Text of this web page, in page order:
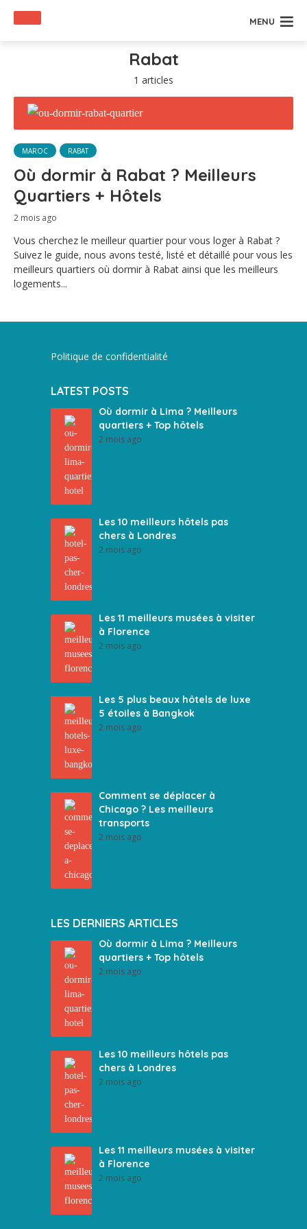
MENU
Rabat
1 articles
MAROC RABAT
Où dormir à Rabat ? Meilleurs
Quartiers + Hôtels
2 mois ago
Vous cherchez le meilleur quartier pour vous loger à Rabat ?
Suivez le guide, nous avons testé, listé et détaillé pour vous les
meilleurs quartiers où dormir à Rabat ainsi que les meilleurs
logements...
Politique de confidentialité
LATEST POSTS
Où dormir à Lima ? Meilleurs
quartiers + Top hôtels
2 mois ago
Les 10 meilleurs hôtels pas
chers à Londres
2 mois ago
Les 11 meilleurs musées à visiter
à Florence
2 mois ago
Les 5 plus beaux hôtels de luxe
5 étoiles à Bangkok
2 mois ago
Comment se déplacer à
Chicago ? Les meilleurs
transports
2 mois ago
LES DERNIERS ARTICLES
Où dormir à Lima ? Meilleurs
quartiers + Top hôtels
2 mois ago
Les 10 meilleurs hôtels pas
chers à Londres
2 mois ago
Les 11 meilleurs musées à visiter
à Florence
2 mois ago